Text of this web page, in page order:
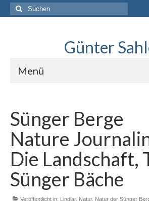
Suche
nach:
Günter
Menü
Lindlar skizziert
Interviews mit Sketchers
.Neues erkunden
Blog
Sünger Berge
Nature
Die Landschaft,
Sünger Bäche
Veröffentlicht in: Lindlar, Natur, Natur der Sünger